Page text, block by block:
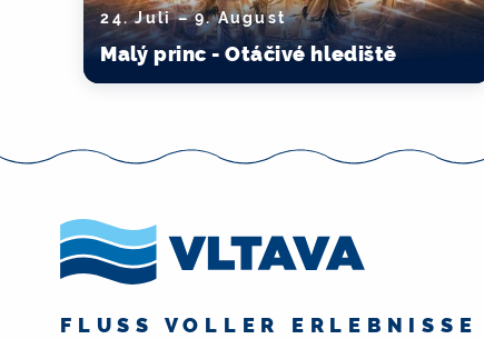
24. Juli – 9. August
Malý princ - Otáčivé hlediště
FLUSS VOLLER ERLEBNISSE